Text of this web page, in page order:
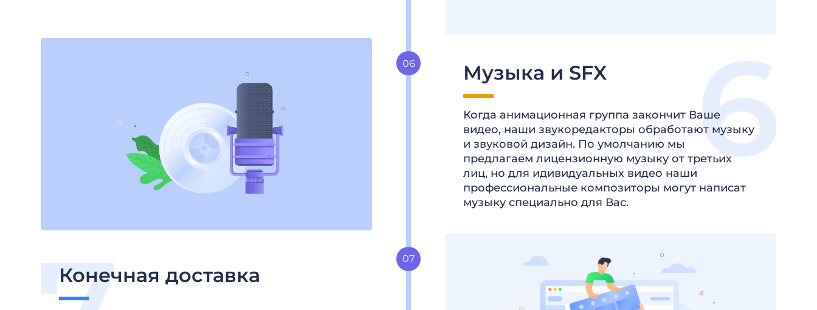
Музыка и SFX
Когда анимационная группа закончит Ваше
видео, наши звукоредакторы обработают музыку
и звуковой дизайн. По умолчанию мы
предлагаем лицензионную музыку от третьих
лиц, но для идивидуальных видео наши
профессиональные композиторы могут написат
музыку специально для Вас.
Конечная доставка